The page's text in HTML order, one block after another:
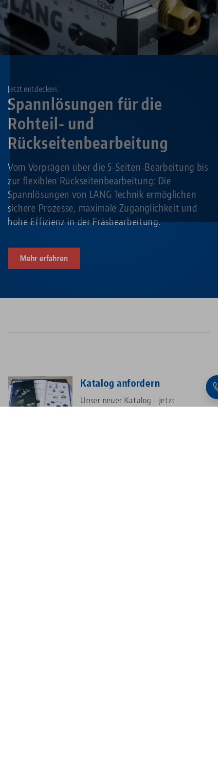
Spannlösungen für die
Rohteil- und
Rückseitenbearbeitung
Jetzt entdecken:
Vom Vorprägen über die 5-Seiten-Bearbeitung bis
zur flexiblen Rückseitenbearbeitung: Die
Spannlösungen von LANG Technik ermöglichen
sichere Prozesse, maximale Zugänglichkeit und
hohe Effizienz in der Fräsbearbeitung.
Mehr erfahren
Katalog anfordern
Unser neuer Katalog – jetzt